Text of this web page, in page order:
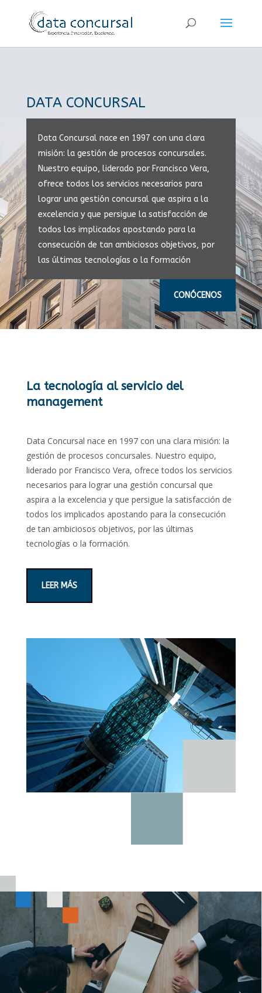
DATA CONCURSAL
Data Concursal nace en 1997 con una clara
misión: la gestión de procesos concursales.
Nuestro equipo, liderado por Francisco Vera,
ofrece todos los servicios necesarios para
lograr una gestión concursal que aspira a la
excelencia y que persigue la satisfacción de
todos los implicados apostando para la
consecución de tan ambiciosos objetivos, por
las últimas tecnologías o la formación
CONÓCENOS
La tecnología al servicio del
management
Data Concursal nace en 1997 con una clara misión: la
gestión de procesos concursales. Nuestro equipo,
liderado por Francisco Vera, ofrece todos los servicios
necesarios para lograr una gestión concursal que
aspira a la excelencia y que persigue la satisfacción de
todos los implicados apostando para la consecución
de tan ambiciosos objetivos, por las últimas
tecnologías o la formación.
LEER MÁS